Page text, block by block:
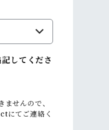
してくださ
せんので、
にてご連絡く